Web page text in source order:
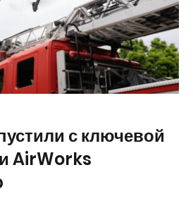
с ключевой
AirWorks